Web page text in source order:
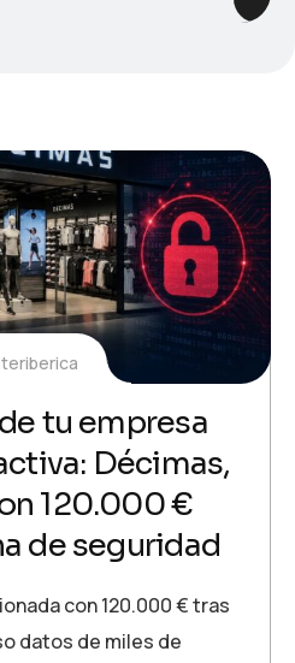
tu empresa
Décimas,
120.000 €
de seguridad
con 120.000 € tras
datos de miles de